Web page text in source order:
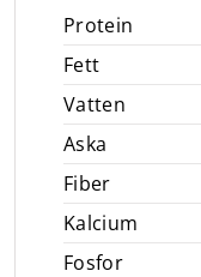
Protein
Fett
Vatten
Aska
Fiber
Kalcium
Fosfor